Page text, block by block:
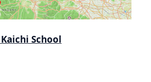
School